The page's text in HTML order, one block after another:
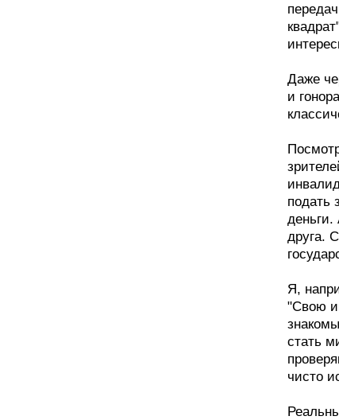
Даже
и
подать
друга.
Я,
"Свою
стать
чисто